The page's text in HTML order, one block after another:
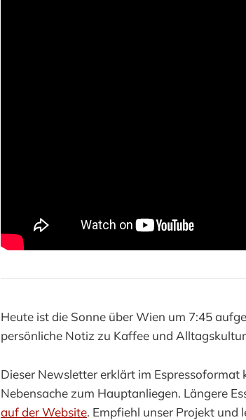
Heute ist die Sonne über Wien um 7:45
persönliche Notiz zu Kaffee und
Dieser Newsletter erklärt im
Nebensache zum Hauptanliegen. Längere
auf der Website. Empfiehl unser Projekt und